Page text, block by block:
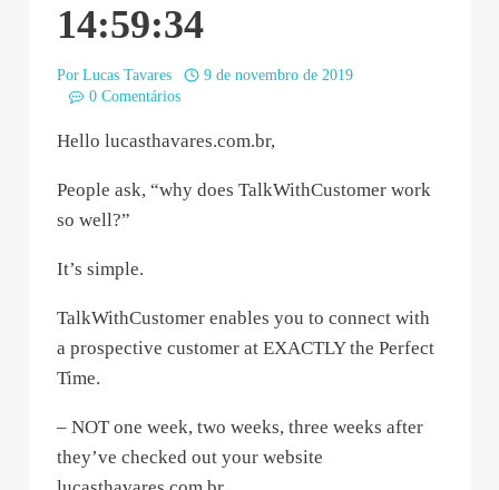
14:59:34
Por Lucas Tavares
9 de novembro de 2019
0 Comentários
Hello lucasthavares.com.br,
People ask, “why does TalkWithCustomer work
so well?”
It’s simple.
TalkWithCustomer enables you to connect with
a prospective customer at EXACTLY the Perfect
Time.
– NOT one week, two weeks, three weeks after
they’ve checked out your website